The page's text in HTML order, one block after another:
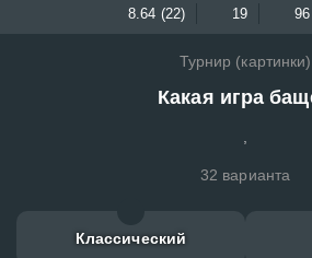
8.64 (22) 19 96
Турнир (картинки)
Какая игра
32 варианта
Классический